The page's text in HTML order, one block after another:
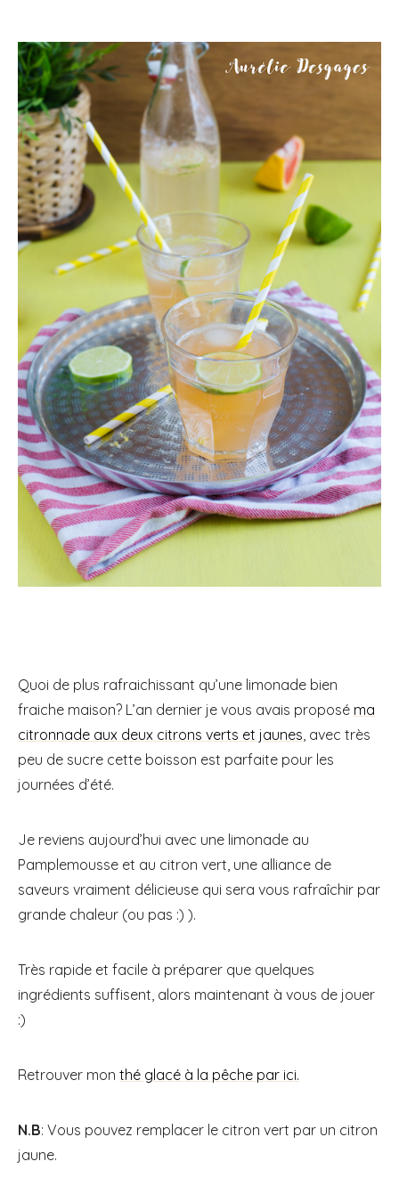
Quoi de plus rafraichissant qu’une limonade bien
fraiche maison? L’an dernier je vous avais proposé ma
citronnade aux deux citrons verts et jaunes , avec très
peu de sucre cette boisson est parfaite pour les
journées d’été.
Je reviens aujourd’hui avec une limonade au
Pamplemousse et au citron vert, une alliance de
saveurs vraiment délicieuse qui sera vous rafraîchir par
grande chaleur (ou pas :) ).
Très rapide et facile à préparer que quelques
ingrédients suffisent, alors maintenant à vous de jouer
:)
Retrouver mon thé glacé à la pêche par ici.
N.B: Vous pouvez remplacer le citron vert par un citron
jaune.